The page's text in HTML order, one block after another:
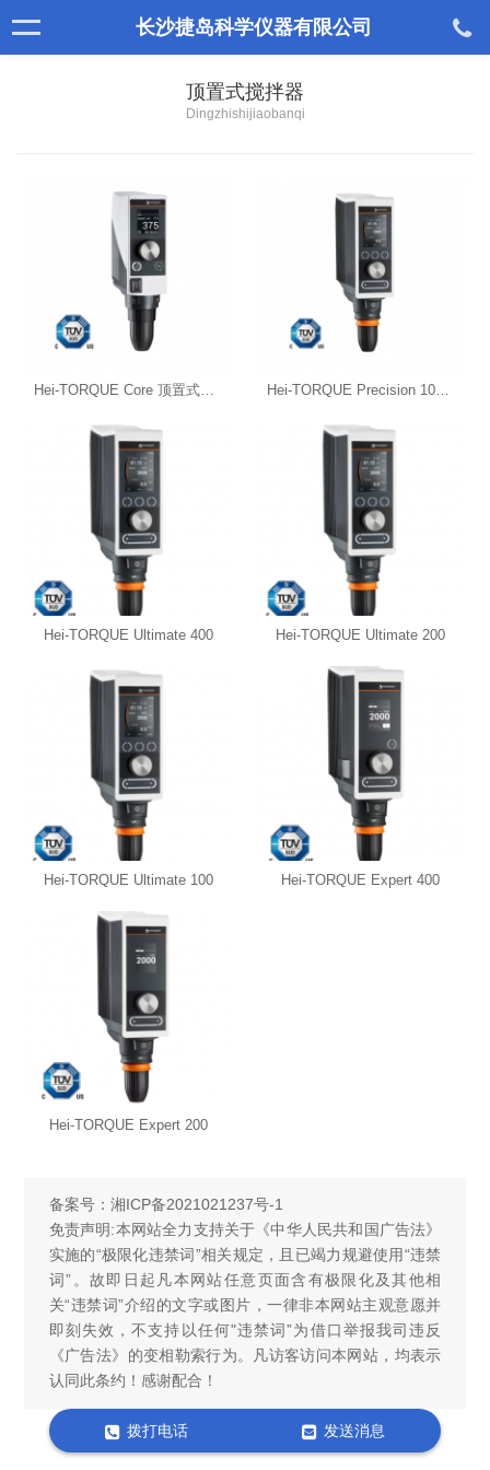
长沙捷岛科学仪器有限公司
顶置式搅拌器
Dingzhishijiaobanqi
Hei-TORQUE Core 顶置式搅拌器 Hei-TORQUE Precision 100 顶置式搅拌器
Hei-TORQUE Ultimate 400 Hei-TORQUE Ultimate 200
Hei-TORQUE Ultimate 100 Hei-TORQUE Expert 400
Hei-TORQUE Expert 200
备案号： 湘ICP备2021021237号-1
免责声明:本网站全力支持关于《中华人民共和国广告法》
实施的“极限化违禁词”相关规定，且已竭力规避使用“违禁
词”。故即日起凡本网站任意页面含有极限化及其他相
关“违禁词”介绍的文字或图片，一律非本网站主观意愿并
即刻失效，不支持以任何"违禁词”为借口举报我司违反
《广告法》的变相勒索行为。凡访客访问本网站，均表示
认同此条约！感谢配合！
拨打电话 发送消息